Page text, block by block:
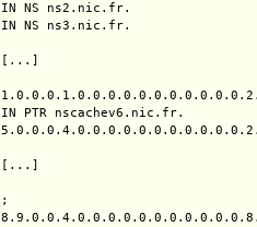
IN NS ns2.nic.fr.
IN NS ns3.nic.fr.
[...]
IN PTR nscachev6.nic.fr.
[...]
;